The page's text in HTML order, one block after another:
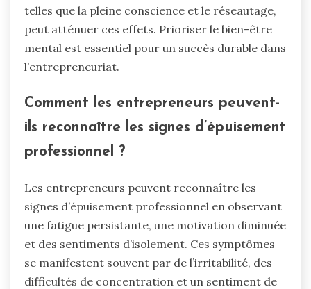
telles que la pleine conscience et le réseautage,
peut atténuer ces effets. Prioriser le bien-être
mental est essentiel pour un succès durable dans
l’entrepreneuriat.
Comment les entrepreneurs peuvent-
ils reconnaître les signes d’épuisement
professionnel ?
Les entrepreneurs peuvent reconnaître les
signes d’épuisement professionnel en observant
une fatigue persistante, une motivation diminuée
et des sentiments d’isolement. Ces symptômes
se manifestent souvent par de l’irritabilité, des
difficultés de concentration et un sentiment de